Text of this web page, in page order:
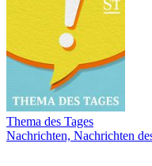
Thema des Tages
Nachrichten, Nachrichten